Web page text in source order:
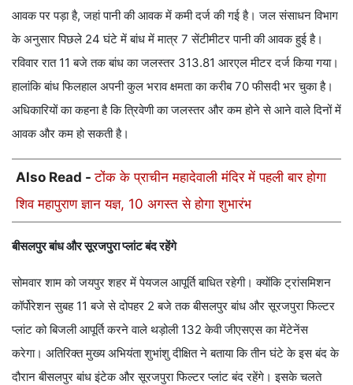
आवक पर पड़ा है, जहां पानी की आवक में कमी दर्ज की गई है। जल संसाधन विभाग
के अनुसार पिछले 24 घंटे में बांध में मात्र 7 सेंटीमीटर पानी की आवक हुई है।
रविवार रात 11 बजे तक बांध का जलस्तर 313.81 आरएल मीटर दर्ज किया गया।
हालांकि बांध फिलहाल अपनी कुल भराव क्षमता का करीब 70 फीसदी भर चुका है।
अधिकारियों का कहना है कि त्रिवेणी का जलस्तर और कम होने से आने वाले दिनों में
आवक और कम हो सकती है।
Also Read -टोंक के प्राचीन महादेवाली मंदिर में पहली बार होगा
शिव महापुराण ज्ञान यज्ञ, 10 अगस्त से होगा शुभारंभ
बीसलपुर बांध और सूरजपुरा प्लांट बंद रहेंगे
सोमवार शाम को जयपुर शहर में पेयजल आपूर्ति बाधित रहेगी। क्योंकि ट्रांसमिशन
कॉर्पोरेशन सुबह 11 बजे से दोपहर 2 बजे तक बीसलपुर बांध और सूरजपुरा फिल्टर
प्लांट को बिजली आपूर्ति करने वाले थड़ोली 132 केवी जीएसएस का मेंटेनेंस
करेगा। अतिरिक्त मुख्य अभियंता शुभांशु दीक्षित ने बताया कि तीन घंटे के इस बंद के
दौरान बीसलपुर बांध इंटेक और सूरजपुरा फिल्टर प्लांट बंद रहेंगे। इसके चलते